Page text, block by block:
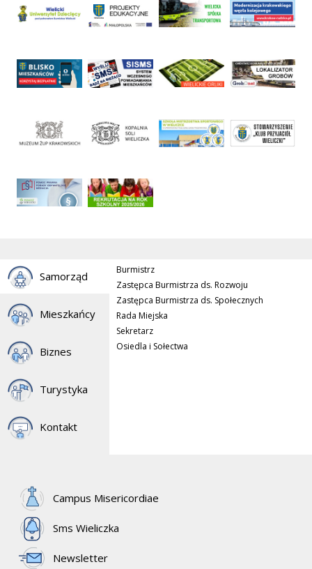
Samorząd
Mieszkańcy
Biznes
Turystyka
Kontakt
Burmistrz
Zastępca Burmistrza ds. Rozwoju
Zastępca Burmistrza ds. Społecznych
Rada Miejska
Sekretarz
Osiedla i Sołectwa
Campus Misericordiae
Sms Wieliczka
Newsletter